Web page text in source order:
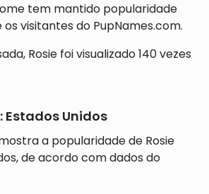
tem mantido popularidade
visitantes do PupNames.com.
Rosie foi visualizado 140 vezes
Unidos
a popularidade de Rosie
de acordo com dados do